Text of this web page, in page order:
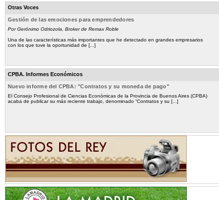
Otras Voces
Gestión de las emociones para emprendedores
Por Gerónimo Odriozola, Broker de Remax Roble
Una de las características más importantes que he detectado en grandes empresarios
con los que tuve la oportunidad de [...]
CPBA. Informes Económicos
Nuevo informe del CPBA: "Contratos y su moneda de pago"
El Consejo Profesional de Ciencias Económicas de la Provincia de Buenos Aires (CPBA)
acaba de publicar su más reciente trabajo, denominado “Contratos y su [...]